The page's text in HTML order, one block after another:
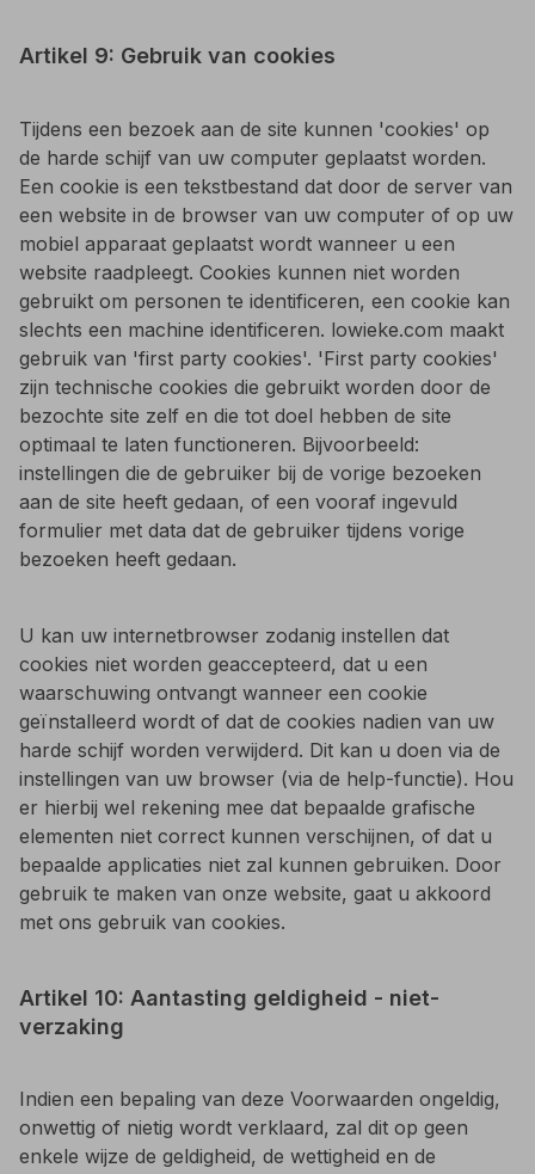
Artikel 9: Gebruik van cookies
Tijdens een bezoek aan de site kunnen 'cookies' op
de harde schijf van uw computer geplaatst worden.
Een cookie is een tekstbestand dat door de server van
een website in de browser van uw computer of op uw
mobiel apparaat geplaatst wordt wanneer u een
website raadpleegt. Cookies kunnen niet worden
gebruikt om personen te identificeren, een cookie kan
slechts een machine identificeren. lowieke.com maakt
gebruik van 'first party cookies'. 'First party cookies'
zijn technische cookies die gebruikt worden door de
bezochte site zelf en die tot doel hebben de site
optimaal te laten functioneren. Bijvoorbeeld:
instellingen die de gebruiker bij de vorige bezoeken
aan de site heeft gedaan, of een vooraf ingevuld
formulier met data dat de gebruiker tijdens vorige
bezoeken heeft gedaan.
U kan uw internetbrowser zodanig instellen dat
cookies niet worden geaccepteerd, dat u een
waarschuwing ontvangt wanneer een cookie
geïnstalleerd wordt of dat de cookies nadien van uw
harde schijf worden verwijderd. Dit kan u doen via de
instellingen van uw browser (via de help-functie). Hou
er hierbij wel rekening mee dat bepaalde grafische
elementen niet correct kunnen verschijnen, of dat u
bepaalde applicaties niet zal kunnen gebruiken. Door
gebruik te maken van onze website, gaat u akkoord
met ons gebruik van cookies.
Artikel 10: Aantasting geldigheid - niet-
verzaking
Indien een bepaling van deze Voorwaarden ongeldig,
onwettig of nietig wordt verklaard, zal dit op geen
enkele wijze de geldigheid, de wettigheid en de